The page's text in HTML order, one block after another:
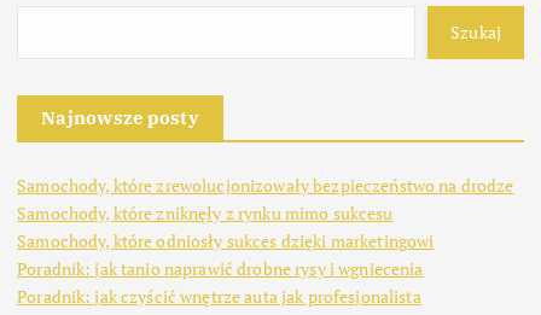
Szukaj
Najnowsze posty
Samochody, które zrewolucjonizowały bezpieczeństwo na drodze
Samochody, które zniknęły z rynku mimo sukcesu
Samochody, które odniosły sukces dzięki marketingowi
Poradnik: jak tanio naprawić drobne rysy i wgniecenia
Poradnik: jak czyścić wnętrze auta jak profesjonalista